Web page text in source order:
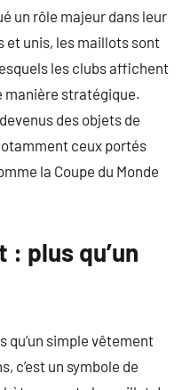
un rôle majeur dans leur
unis, les maillots sont
les clubs affichent
manière stratégique.
des objets de
ceux portés
la Coupe du Monde
plus qu’un
qu’un simple vêtement
c’est un symbole de